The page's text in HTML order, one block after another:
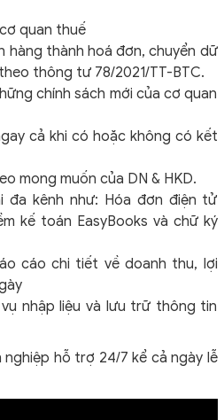
quan thuế
hàng thành hoá đơn, chuyển dữ
thông tư 78/2021/TT-BTC.
chính sách mới của cơ quan
cả khi có hoặc không có kết
mong muốn của DN & HKD.
đa kênh như: Hóa đơn điện tử
kế toán EasyBooks và chữ ký
cáo chi tiết về doanh thu, lợi
nhập liệu và lưu trữ thông tin
nghiệp hỗ trợ 24/7 kể cả ngày lễ